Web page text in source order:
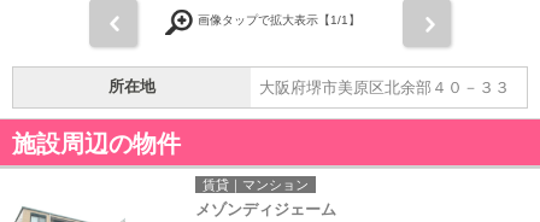
画像タップで拡大表示【1/1】
所在地 大阪府堺市美原区北余部４０－３３
施設周辺の物件
賃貸｜マンション
メゾンディジェーム